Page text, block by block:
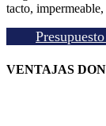
tacto,
VENTAJAS